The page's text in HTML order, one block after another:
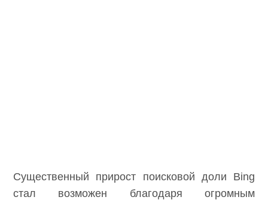
Существенный прирост поисковой доли Bing
стал возможен благодаря огромным